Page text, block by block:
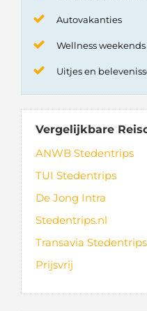
Autovakanties
Wellness weekends
Uitjes en
Vergelijkbare
ANWB Stedentrips
TUI Stedentrips
De Jong Intra
Stedentrips.nl
Transavia Stedentrips
Prijsvrij